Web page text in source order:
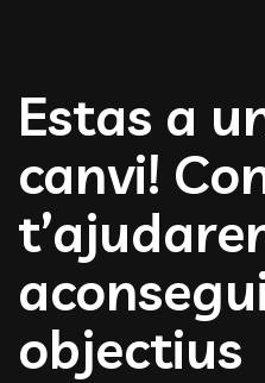
Estas a
canvi!
objectius